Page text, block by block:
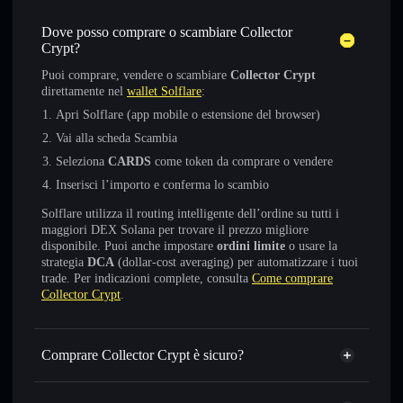
Dove posso comprare o scambiare Collector
Crypt?
Puoi comprare, vendere o scambiare Collector Crypt
direttamente nel wallet Solflare:
Apri Solflare (app mobile o estensione del browser)
Vai alla scheda Scambia
Seleziona CARDS come token da comprare o vendere
Inserisci l’importo e conferma lo scambio
Solflare utilizza il routing intelligente dell’ordine su tutti i
maggiori DEX Solana per trovare il prezzo migliore
disponibile. Puoi anche impostare ordini limite o usare la
strategia DCA (dollar-cost averaging) per automatizzare i tuoi
trade. Per indicazioni complete, consulta Come comprare
Collector Crypt.
Comprare Collector Crypt è sicuro?
Collector Crypt token verificato